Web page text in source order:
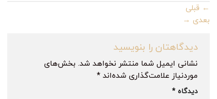
← قبلی
بعدی →
دیدگاهتان را بنویسید
نشانی ایمیل شما منتشر نخواهد شد. بخش‌های
موردنیاز علامت‌گذاری شده‌اند*
دیدگاه *